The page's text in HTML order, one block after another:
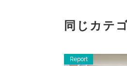
同じカテ
Report